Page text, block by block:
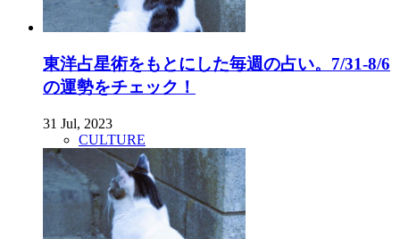
東洋占星術をもとにした毎週の占い。7/31-8/6
の運勢をチェック！
31 Jul, 2023
CULTURE